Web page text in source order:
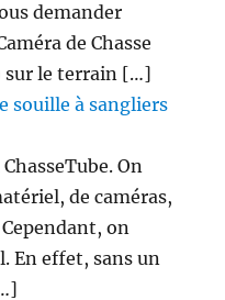
demander
de Chasse
sur le terrain […]
souille à sangliers
On
de caméras,
on
En effet, sans un